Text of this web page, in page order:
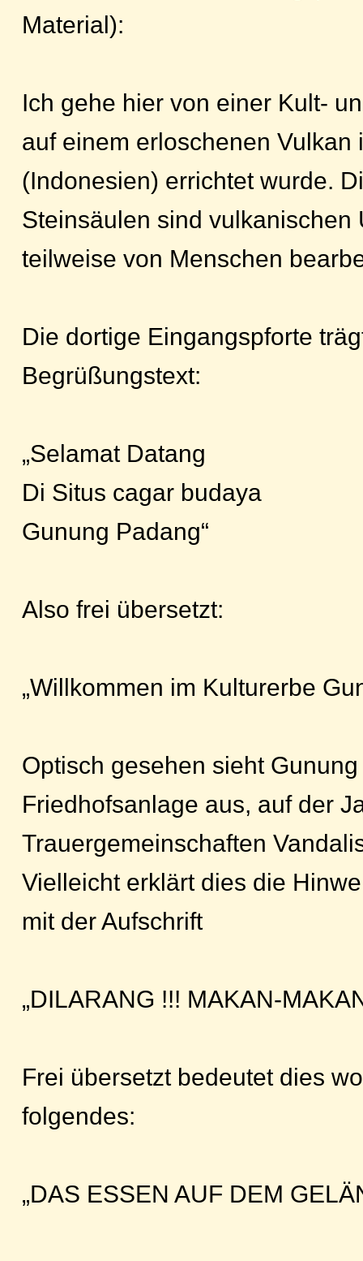
Material):
Ich gehe hier von einer Kult-
auf einem erloschenen Vulkan
(Indonesien) errichtet wurde.
Steinsäulen sind vulkanischen
teilweise von Menschen
Die dortige Eingangspforte
Begrüßungstext:
„Selamat Datang
Di Situs cagar budaya
Gunung Padang“
Also frei übersetzt:
„Willkommen im Kulturerbe
Optisch gesehen sieht
Friedhofsanlage aus, auf der
Trauergemeinschaften
Vielleicht erklärt dies die
mit der Aufschrift
„DILARANG !!! MAKAN-
Frei übersetzt bedeutet dies
folgendes:
„DAS ESSEN AUF DEM